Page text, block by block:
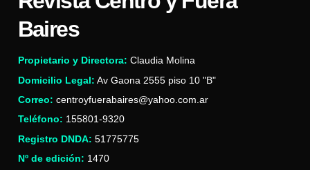
Baires
Propietario y Directora: Claudia Molina
Domicilio Legal: Av Gaona 2555 piso 10 "B"
Correo: centroyfuerabaires@yahoo.com.ar
Teléfono: 155801-9320
Registro DNDA: 51775775
Nº de edición: 1470